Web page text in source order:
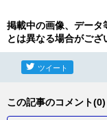
掲載中の画像、データ
とは異なる場合がござ
ツイート
この記事のコメント(0)